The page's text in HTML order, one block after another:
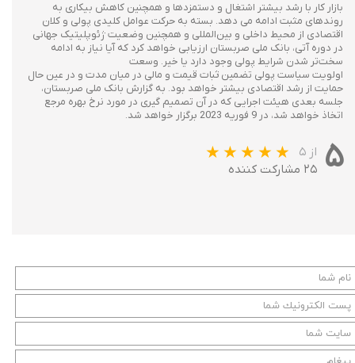
بازار کار با رشد بیشتر اشتغال و دستمزدها و همچنین کاهش بیکاری به
روندهای مثبت ادامه می دهد. بسته به حرکت عوامل کلیدی پولی و کلان
اقتصادی از محیط داخلی و بین‌المللی و همچنین وضعیت ژئوپلیتیک جهانی
در دوره آتی، بانک ملی صربستان ارزیابی خواهد کرد که آیا نیاز به ادامه
سخت‌تر شدن شرایط پولی وجود دارد یا خیر. وسعت
اولویت سیاست پولی تضمین ثبات قیمت و مالی در میان مدت و در عین حال
حمایت از رشد اقتصادی بیشتر خواهد بود. به گزارش بانک ملی صربستان،
جلسه بعدی هیئت اجرایی که در آن تصمیم گیری در مورد نرخ بهره مرجع
اتخاذ خواهد شد، در 9 فوریه 2023 برگزار خواهد شد.
۵ از ۵
۲۵ مشارکت کننده